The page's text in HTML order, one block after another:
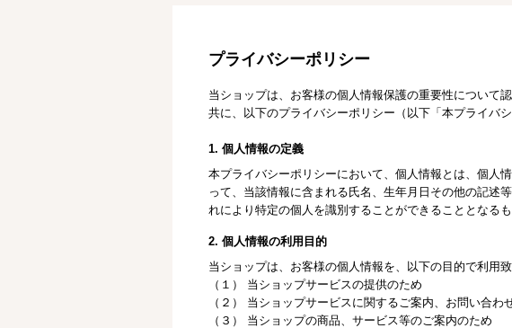
プライバシーポリシー
当ショップは、お客様の個人情報保護の重要性について
共に、以下のプライバシーポリシー（以下「本プライバ
1. 個人情報の定義
本プライバシーポリシーにおいて、個人情報とは、個人
って、当該情報に含まれる氏名、生年月日その他の記述
れにより特定の個人を識別することができることとなる
2. 個人情報の利用目的
当ショップは、お客様の個人情報を、以下の目的で利用致
（１） 当ショップサービスの提供のため
（２） 当ショップサービスに関するご案内、お問い合わ
（３） 当ショップの商品、サービス等のご案内のため